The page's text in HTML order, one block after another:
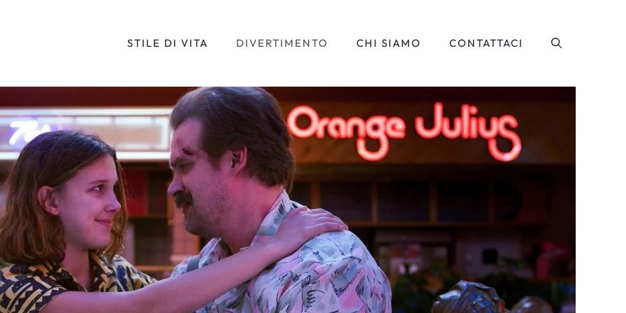
STILE DI VITA DIVERTIMENTO CHI SIAMO CONTATTACI